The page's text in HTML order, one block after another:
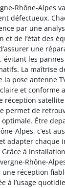
Rhône-Alpes
défectueux.
par une
et de l’état des
une
évitant les
La maîtrise
la pose antenne
et conforme
réception
permet de
optimale. Être
Alpes, c’est
adapter chaque
à
Rhône-
réception
à l’usage